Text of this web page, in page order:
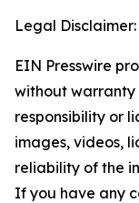
Legal Disclaimer:
EIN Presswire
without warranty
responsibility or
images, videos,
reliability of the
If you have any